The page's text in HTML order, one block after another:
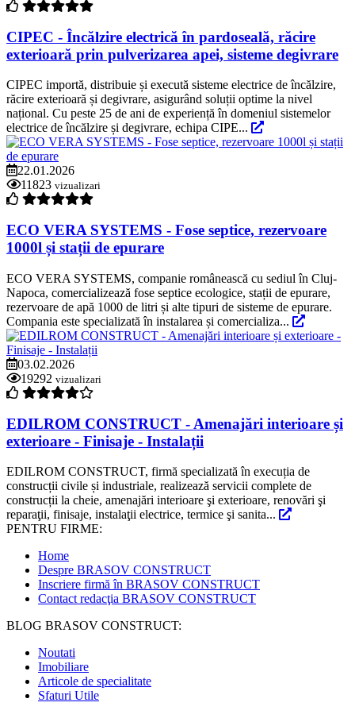
CIPEC - Încălzire electrică în pardoseală, răcire
exterioară prin pulverizarea apei, sisteme degivrare
CIPEC importă, distribuie și execută sisteme electrice de încălzire,
răcire exterioară și degivrare, asigurând soluții optime la nivel
național. Cu peste 25 de ani de experiență în domeniul sistemelor
electrice de încălzire și degivrare, echipa CIPE...
22.01.2026
11823 vizualizari
ECO VERA SYSTEMS - Fose septice, rezervoare
1000l și stații de epurare
ECO VERA SYSTEMS, companie românească cu sediul în Cluj-
Napoca, comercializează fose septice ecologice, stații de epurare,
rezervoare de apă 1000 de litri și alte tipuri de sisteme de epurare.
Compania este specializată în instalarea și comercializa...
03.02.2026
19292 vizualizari
EDILROM CONSTRUCT - Amenajări interioare și
exterioare - Finisaje - Instalații
EDILROM CONSTRUCT, firmă specializată în execuția de
construcții civile și industriale, realizează servicii complete de
construcții la cheie, amenajări interioare şi exterioare, renovări şi
reparaţii, finisaje, instalaţii electrice, termice şi sanita...
PENTRU FIRME:
Home
Despre BRASOV CONSTRUCT
Inscriere firmă în BRASOV CONSTRUCT
Contact redacţia BRASOV CONSTRUCT
BLOG BRASOV CONSTRUCT:
Noutati
Imobiliare
Articole de specialitate
Sfaturi Utile